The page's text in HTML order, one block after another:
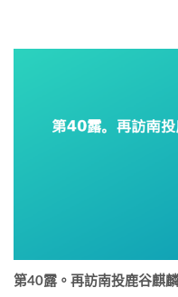
第40露。再訪南投鹿谷麒